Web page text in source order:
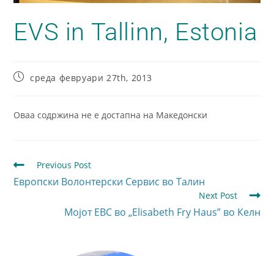
EVS in Tallinn, Estonia
среда февруари 27th, 2013
Оваа содржина не е достапна на Македонски
Previous Post
Европски Волонтерски Сервис во Талин
Next Post
Мојот ЕВС во „Elisabeth Fry Haus” во Келн